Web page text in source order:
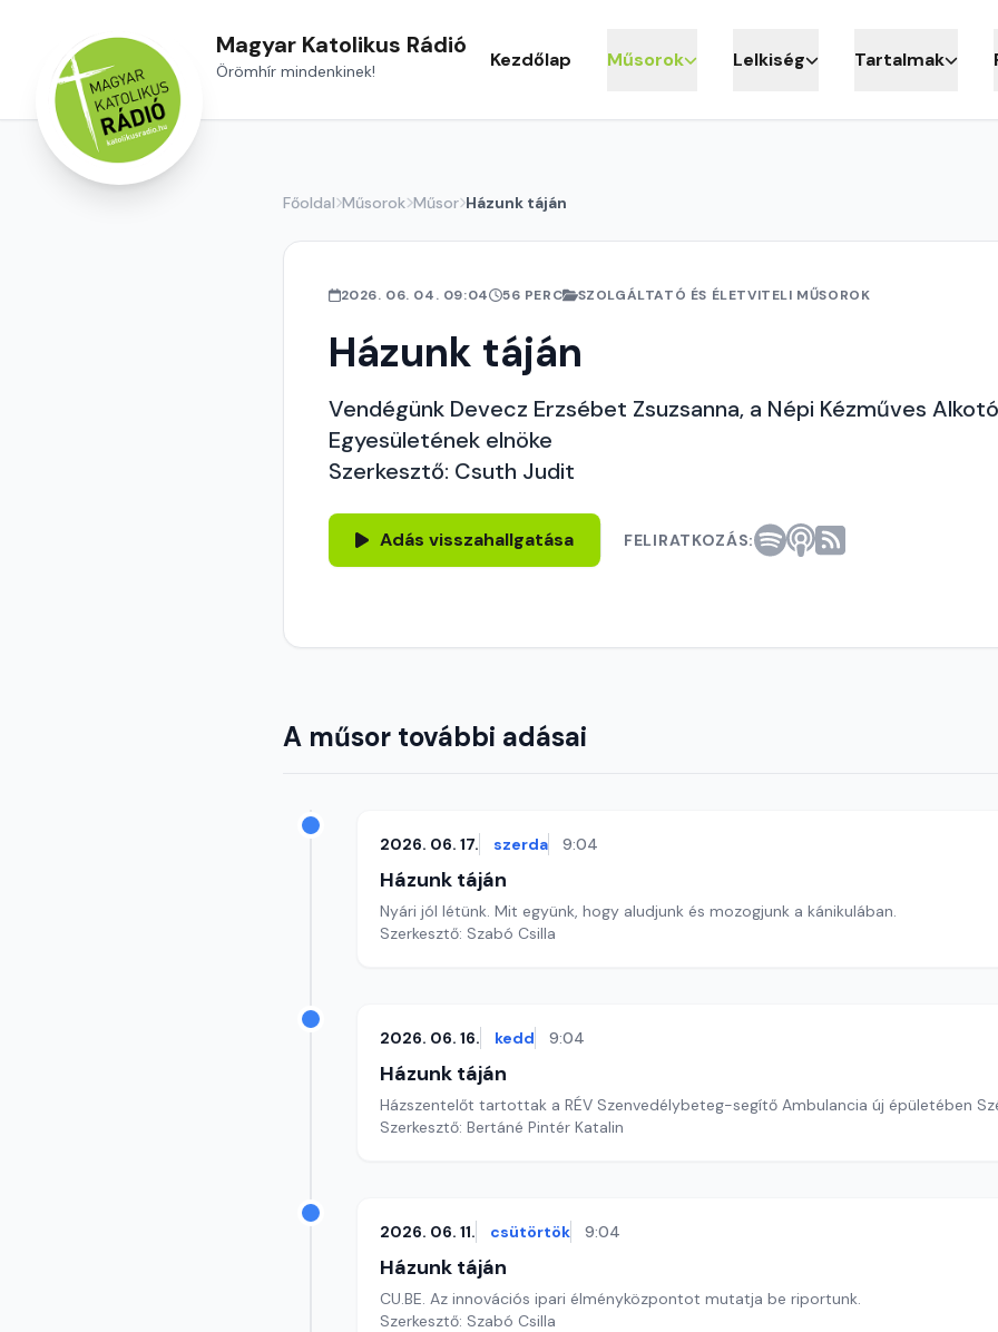
Magyar Katolikus Rádió
Örömhír mindenkinek! Kezdőlap Műsorok Lelkiség Tartalmak
Főoldal Műsorok Műsor Házunk táján
2026. 06. 04. 09:04 56 PERC SZOLGÁLTATÓ ÉS ÉLETVITELI MŰSOROK
Házunk táján
Vendégünk Devecz Erzsébet Zsuzsanna, a Népi Kézműves
Egyesületének elnöke
Szerkesztő: Csuth Judit
Adás visszahallgatása FELIRATKOZÁS:
A műsor további adásai
2026. 06. 17. szerda 9:04
Házunk táján
Nyári jól létünk. Mit együnk, hogy aludjunk és mozogjunk a kánikulában.
Szerkesztő: Szabó Csilla
2026. 06. 16. kedd 9:04
Házunk táján
Házszentelőt tartottak a RÉV Szenvedélybeteg-segítő Ambulancia új épületében
Szerkesztő: Bertáné Pintér Katalin
2026. 06. 11. csütörtök 9:04
Házunk táján
CU.BE. Az innovációs ipari élményközpontot mutatja be riportunk.
Szerkesztő: Szabó Csilla